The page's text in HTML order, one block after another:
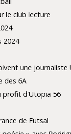
le club lecture
2024
une journaliste !
des 6A
profit d'Utopia 56
de Futsal